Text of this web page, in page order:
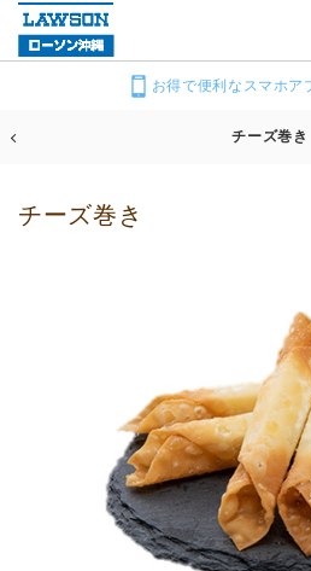
お得で便利なスマホア
チーズ巻き
チーズ巻き